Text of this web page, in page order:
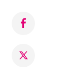
Compartir
Compartir